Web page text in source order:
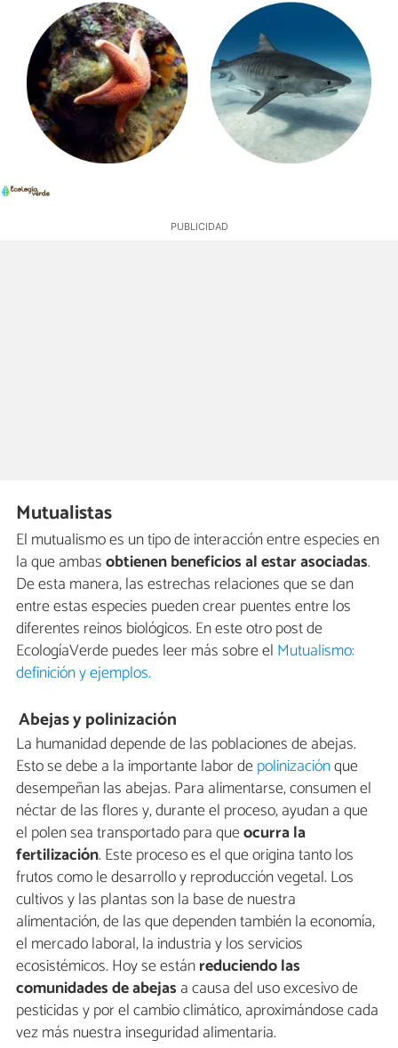
Mutualistas
El mutualismo es un tipo de interacción entre especies en
la que ambasobtienen beneficios al estar asociadas.
De esta manera, las estrechas relaciones que se dan
entre estas especies pueden crear puentes entre los
diferentes reinos biológicos. En este otro post de
EcologíaVerde puedes leer más sobre el Mutualismo:
definición y ejemplos.
Abejas y polinización
La humanidad depende de las poblaciones de abejas.
Esto se debe a la importante labor depolinizaciónque
desempeñan las abejas. Para alimentarse, consumen el
néctar de las flores y, durante el proceso, ayudan a que
el polen sea transportado para queocurra la
fertilización. Este proceso es el que origina tanto los
frutos como le desarrollo y reproducción vegetal. Los
cultivos y las plantas son la base de nuestra
alimentación, de las que dependen también la economía,
el mercado laboral, la industria y los servicios
ecosistémicos. Hoy se estánreduciendo las
comunidades de abejas a causa del uso excesivo de
pesticidas y por el cambio climático, aproximándose cada
vez más nuestra inseguridad alimentaria.